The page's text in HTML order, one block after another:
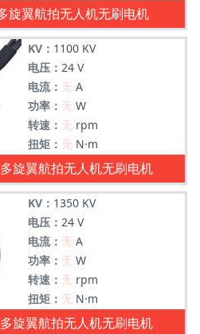
旋翼航拍无人机无刷电机
KV： 1100 KV
电压： 24 V
电流： 无 A
功率： 无 W
转速： 无 rpm
扭矩： 无 N·m
旋翼航拍无人机无刷电机
KV： 1350 KV
电压： 24 V
电流： 无 A
功率： 无 W
转速： 无 rpm
扭矩： 无 N·m
旋翼航拍无人机无刷电机